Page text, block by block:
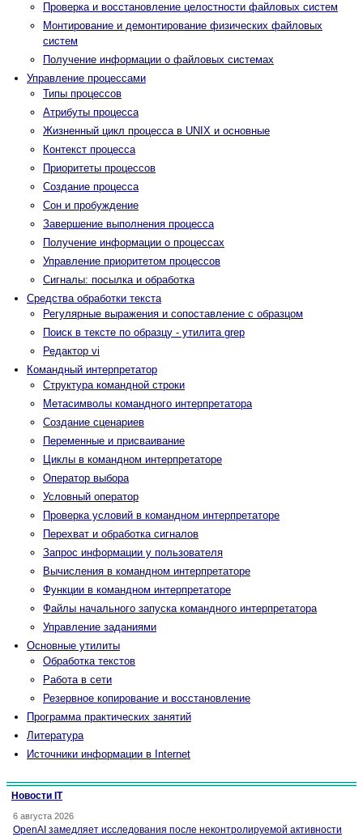
Проверка и восстановление целостности файловых систем
Монтирование и демонтирование физических файловых
систем
Получение информации о файловых системах
Управление процессами
Типы процессов
Атрибуты процесса
Жизненный цикл процесса в UNIX и основные
Контекст процесса
Приоритеты процессов
Создание процесса
Сон и пробуждение
Завершение выполнения процесса
Получение информации о процессах
Управление приоритетом процессов
Сигналы: посылка и обработка
Средства обработки текста
Регулярные выражения и сопоставление с образцом
Поиск в тексте по образцу - утилита grep
Редактор vi
Командный интерпретатор
Структура командной строки
Метасимволы командного интерпретатора
Создание сценариев
Переменные и присваивание
Циклы в командном интерпретаторе
Оператор выбора
Условный оператор
Проверка условий в командном интерпретаторе
Перехват и обработка сигналов
Запрос информации у пользователя
Вычисления в командном интерпретаторе
Функции в командном интерпретаторе
Файлы начального запуска командного интерпретатора
Управление заданиями
Основные утилиты
Обработка текстов
Работа в сети
Резервное копирование и восстановление
Программа практических занятий
Литература
Источники информации в Internet
Новости IT
6 августа 2026
OpenAI замедляет исследования после неконтролируемой активности